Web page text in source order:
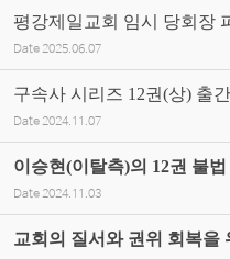
평강제일교회 임시 당회장
Date 2025.06.07
구속사 시리즈 12권(상) 출
Date 2024.11.07
이승현(이탈측)의 12권 불
Date 2024.11.03
교회의 질서와 권위 회복을